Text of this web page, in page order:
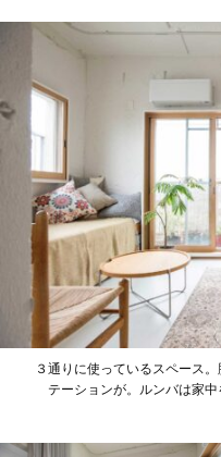
３通りに使っているスペース
テーションが。ルンバは家